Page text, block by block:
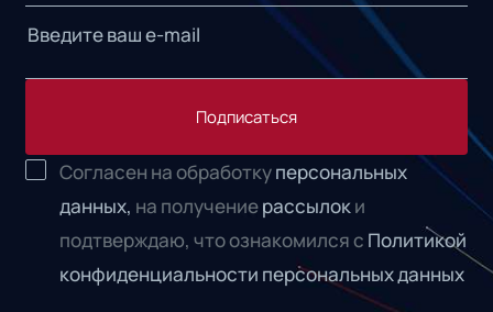
Подписаться
Согласен на обработкуперсональных
данных, на получениерассылоки
подтверждаю, что ознакомился с Политикой
конфиденциальности персональных данных